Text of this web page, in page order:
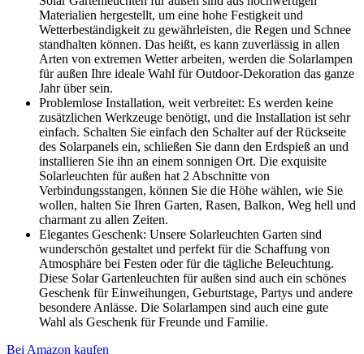
Materialien hergestellt, um eine hohe Festigkeit und
Wetterbeständigkeit zu gewährleisten, die Regen und Schnee
standhalten können. Das heißt, es kann zuverlässig in allen
Arten von extremen Wetter arbeiten, werden die Solarlampen
für außen Ihre ideale Wahl für Outdoor-Dekoration das ganze
Jahr über sein.
Problemlose Installation, weit verbreitet: Es werden keine
zusätzlichen Werkzeuge benötigt, und die Installation ist sehr
einfach. Schalten Sie einfach den Schalter auf der Rückseite
des Solarpanels ein, schließen Sie dann den Erdspieß an und
installieren Sie ihn an einem sonnigen Ort. Die exquisite
Solarleuchten für außen hat 2 Abschnitte von
Verbindungsstangen, können Sie die Höhe wählen, wie Sie
wollen, halten Sie Ihren Garten, Rasen, Balkon, Weg hell und
charmant zu allen Zeiten.
Elegantes Geschenk: Unsere Solarleuchten Garten sind
wunderschön gestaltet und perfekt für die Schaffung von
Atmosphäre bei Festen oder für die tägliche Beleuchtung.
Diese Solar Gartenleuchten für außen sind auch ein schönes
Geschenk für Einweihungen, Geburtstage, Partys und andere
besondere Anlässe. Die Solarlampen sind auch eine gute
Wahl als Geschenk für Freunde und Familie.
Bei Amazon kaufen